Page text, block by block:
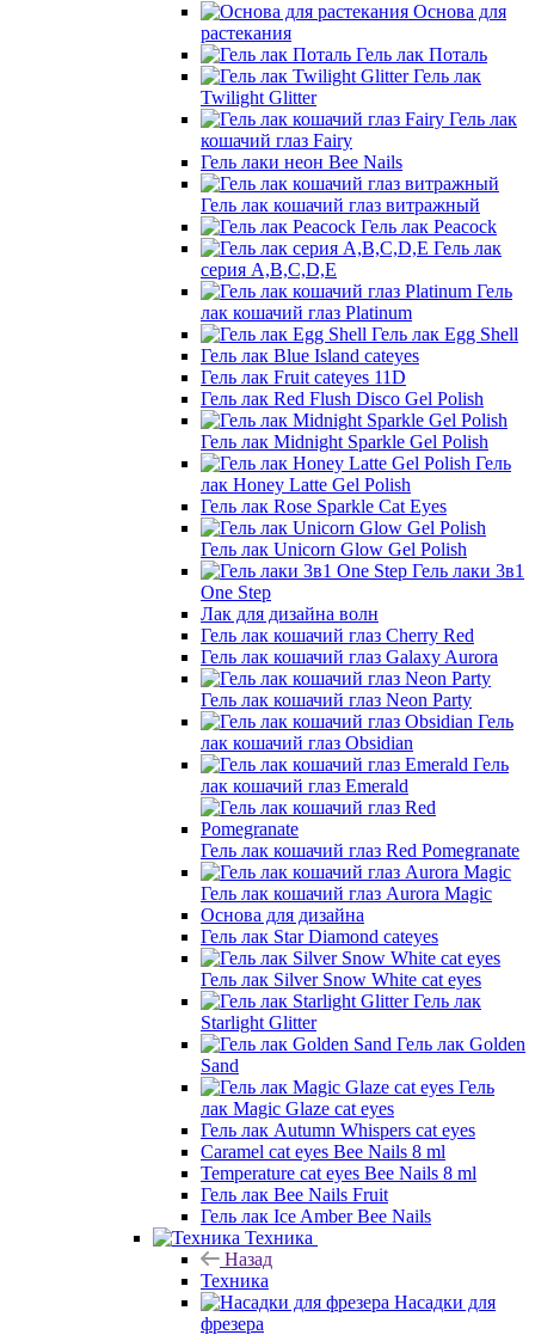
Основа для
растекания
Гель лак Поталь
Гель лак
Twilight Glitter
Гель лак
кошачий глаз Fairy
Гель лаки неон Bee Nails
Гель лак кошачий глаз витражный
Гель лак Peacock
Гель лак
серия A,B,C,D,E
Гель
лак кошачий глаз Platinum
Гель лак Egg Shell
Гель лак Blue Island cateyes
Гель лак Fruit cateyes 11D
Гель лак Red Flush Disco Gel Polish
Гель лак Midnight Sparkle Gel Polish
Гель
лак Honey Latte Gel Polish
Гель лак Rose Sparkle Cat Eyes
Гель лак Unicorn Glow Gel Polish
Гель лаки 3в1
One Step
Лак для дизайна волн
Гель лак кошачий глаз Cherry Red
Гель лак кошачий глаз Galaxy Aurora
Гель лак кошачий глаз Neon Party
Гель
лак кошачий глаз Obsidian
Гель
лак кошачий глаз Emerald
Гель лак кошачий глаз Red Pomegranate
Гель лак кошачий глаз Aurora Magic
Основа для дизайна
Гель лак Star Diamond cateyes
Гель лак Silver Snow White cat eyes
Гель лак
Starlight Glitter
Гель лак Golden
Sand
Гель
лак Magic Glaze cat eyes
Гель лак Autumn Whispers cat eyes
Caramel cat eyes Bee Nails 8 ml
Temperature cat eyes Bee Nails 8 ml
Гель лак Bee Nails Fruit
Гель лак Ice Amber Bee Nails
Техника
Назад
Техника
Насадки для
фрезера